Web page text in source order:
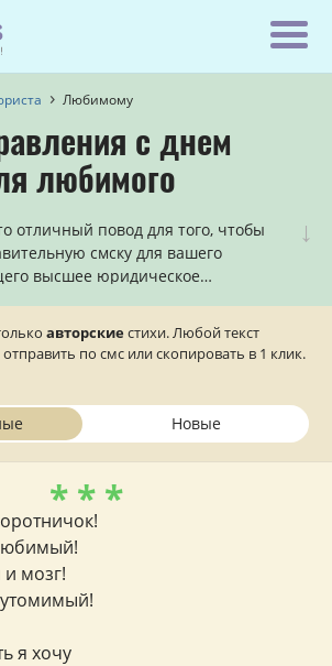
Любимому
с днем
любимого
↓
отличный повод для того, чтобы
смску для вашего
высшее юридическое
юриста любимого мужчину,
по смс в стихах, то данный раздел
авторские стихи. Любой текст
по смс или скопировать в 1 клик.
Новые
* * *
мозг!
я хочу